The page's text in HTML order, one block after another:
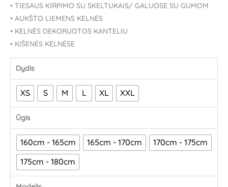
• TIESAUS KIRPIMO SU SKELTUKAIS/ GALUOSE SU GUMOM
• AUKŠTO LIEMENS KELNĖS
• KELNĖS DEKORUOTOS KANTELIU
• KIŠENĖS KELNĖSE
Dydis
XS S M L XL XXL
Ūgis
160cm - 165cm 165cm - 170cm
170cm - 175cm
175cm - 180cm